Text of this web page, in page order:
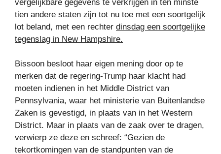
vergelijkbare gegevens te verkrijgen in ten minste
tien andere staten zijn tot nu toe met een soortgelijk
lot beland, met een rechter dinsdag een soortgelijke
tegenslag in New Hampshire.
Bissoon besloot haar eigen mening door op te
merken dat de regering-Trump haar klacht had
moeten indienen in het Middle District van
Pennsylvania, waar het ministerie van Buitenlandse
Zaken is gevestigd, in plaats van in het Western
District. Maar in plaats van de zaak over te dragen,
verwierp ze deze en schreef: “Gezien de
tekortkomingen van de standpunten van de